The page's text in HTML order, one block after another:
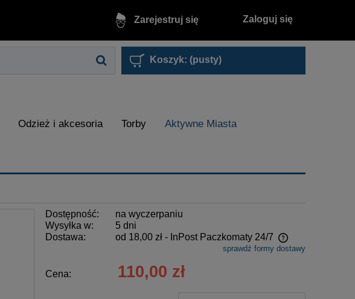
Zarejestruj się Zaloguj się
Koszyk: (pusty)
Odzież i akcesoria Torby Aktywne Miasta
Dostępność:
na wyczerpaniu
Wysyłka w:
5 dni
Dostawa:
od 18,00 zł - InPost Paczkomaty 24/7
Cena nie zawiera ewentualnych kosztów
płatności
sprawdź formy dostawy
Cena: 110,00 zł